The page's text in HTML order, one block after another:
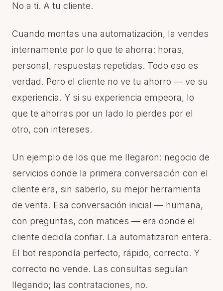
No a ti. A tu cliente.
Cuando montas una automatización, la vendes
internamente por lo que te ahorra: horas,
personal, respuestas repetidas. Todo eso es
verdad. Pero el cliente no ve tu ahorro — ve su
experiencia. Y si su experiencia empeora, lo
que te ahorras por un lado lo pierdes por el
otro, con intereses.
Un ejemplo de los que me llegaron: negocio de
servicios donde la primera conversación con el
cliente era, sin saberlo, su mejor herramienta
de venta. Esa conversación inicial — humana,
con preguntas, con matices — era donde el
cliente decidía confiar. La automatizaron entera.
El bot respondía perfecto, rápido, correcto. Y
correcto no vende. Las consultas seguían
llegando; las contrataciones, no.